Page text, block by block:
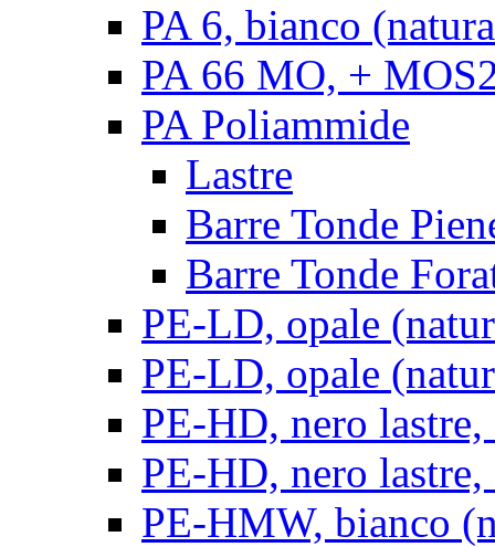
PA 6, bianco
PA 66 MO, +
PA Poliammide
Lastre
Barre Tonde
Barre Tonde
PE-LD, opale
PE-LD, opale
PE-HD, nero lastre,
PE-HD, nero lastre,
PE-HMW, bianco